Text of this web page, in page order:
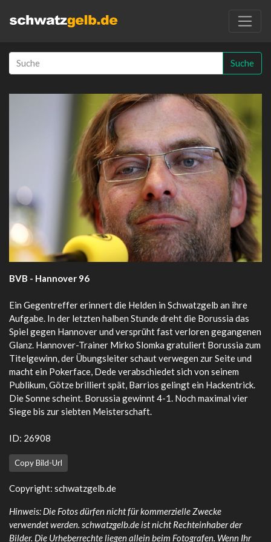
Suche
BVB - Hannover 96
Ein Gegentreffer erinnert die Helden in Schwatzgelb an ihre
Aufgabe. In der letzten halben Stunde dreht die Borussia das
Spiel gegen Hannover und versprüht fast verloren gegangenen
Glanz. Hannover-Trainer Mirko Slomka gratuliert Borussia zum
Titelgewinn, der Übungsleiter schaut verwegen zur Seite und
macht ein Pokerface, Dede verabschiedet sich von seinem
Publikum, Götze brilliert spät, Barrios gelingt ein Hackentrick.
Die Sonne scheint. Borussia gewinnt 4-1. Noch maximal vier
Siege bis zur siebten Meisterschaft.
ID: 26908
Copy Bild-Url
Copyright: schwatzgelb.de
Hinweis: Die Fotos dürfen nicht für kommerzielle Zwecke
verwendet werden. schwatzgelb.de ist nicht Rechteinhaber der
Bilder. Die Urheberrechte liegen allein beim Fotografen. Wenn Ihr